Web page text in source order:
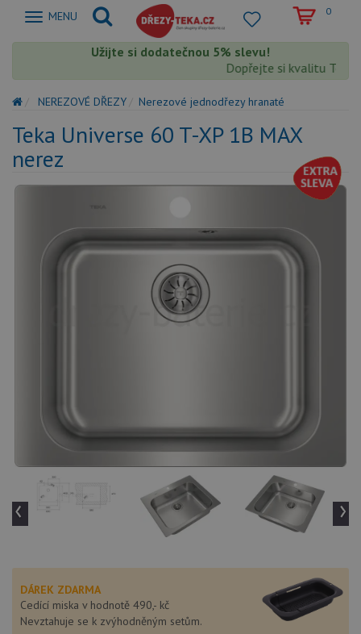
Zobrazit
MENU 0
Užijte si dodatečnou 5% slevu!
Dopřejte si kvalitu Teka
NEREZOVÉ DŘEZY Nerezové jednodřezy hranaté
Teka Universe 60 T-XP 1B MAX
nerez
‹ ›
DÁREK ZDARMA
Cedící miska v hodnotě 490,- kč
Nevztahuje se k zvýhodněným setům.